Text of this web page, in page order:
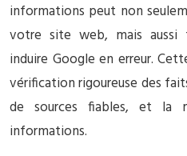
informations peut non
votre site web, mais aussi
induire Google en erreur.
vérification rigoureuse des
de sources fiables, et la
informations.